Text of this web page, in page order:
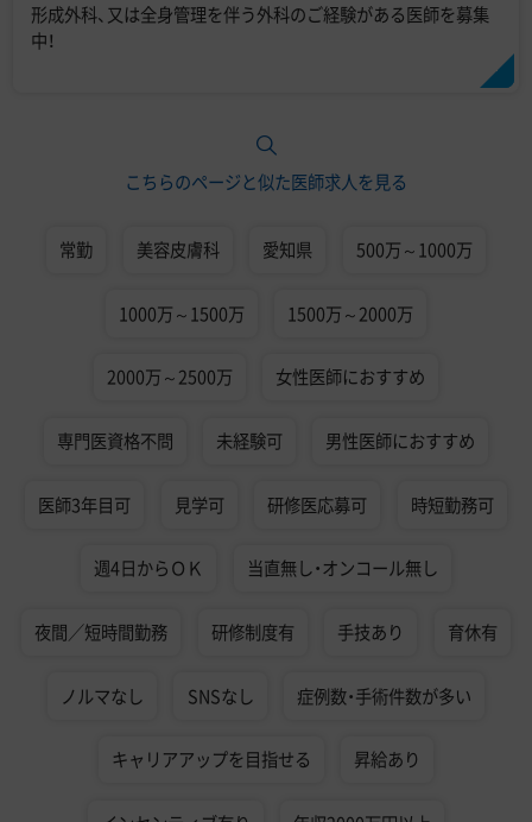
形成外科、又は全身管理を伴う外科のご経験がある医師を募集
中！
こちらのページと似た医師求人を見る
常勤 美容皮膚科 愛知県 500万～1000万
1000万～1500万 1500万～2000万
2000万～2500万 女性医師におすすめ
専門医資格不問 未経験可 男性医師におすすめ
医師3年目可 見学可 研修医応募可 時短勤務可
週4日からＯＫ 当直無し・オンコール無し
夜間／短時間勤務 研修制度有 手技あり 育休有
ノルマなし SNSなし 症例数・手術件数が多い
キャリアアップを目指せる 昇給あり